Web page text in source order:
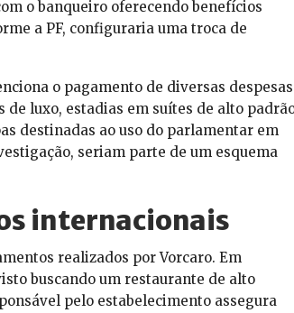
o banqueiro oferecendo benefícios
a PF, configuraria uma troca de
o pagamento de diversas despesas
de luxo, estadias em suítes de alto
destinadas ao uso do parlamentar em
seriam parte de um esquema
internacionais
realizados por Vorcaro. Em
buscando um restaurante de alto
pelo estabelecimento assegura